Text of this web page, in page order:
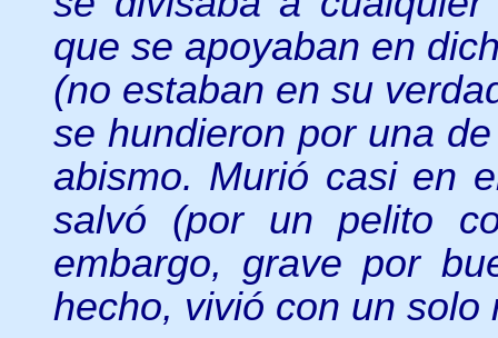
que se apoyaban en
(no estaban en su
se hundieron por una
abismo. Murió casi en
salvó (por un pelito
embargo, grave por
hecho, vivió con un solo